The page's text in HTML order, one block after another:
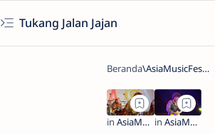
Tukang Jalan Jajan